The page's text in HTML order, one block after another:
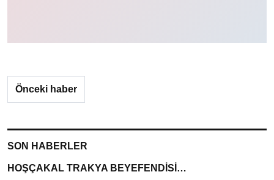
Önceki haber
SON HABERLER
HOŞÇAKAL TRAKYA BEYEFENDİSİ…